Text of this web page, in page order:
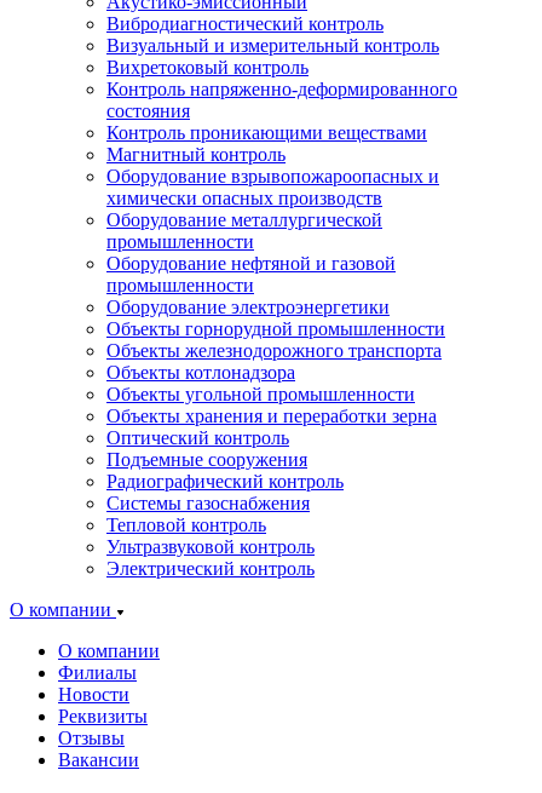
Вибродиагностический контроль
Визуальный и измерительный контроль
Вихретоковый контроль
Контроль напряженно-деформированного
состояния
Контроль проникающими веществами
Магнитный контроль
Оборудование взрывопожароопасных и
химически опасных производств
Оборудование металлургической
промышленности
Оборудование нефтяной и газовой
промышленности
Оборудование электроэнергетики
Объекты горнорудной промышленности
Объекты железнодорожного транспорта
Объекты котлонадзора
Объекты угольной промышленности
Объекты хранения и переработки зерна
Оптический контроль
Подъемные сооружения
Радиографический контроль
Системы газоснабжения
Тепловой контроль
Ультразвуковой контроль
Электрический контроль
О компании
О компании
Филиалы
Новости
Реквизиты
Отзывы
Вакансии